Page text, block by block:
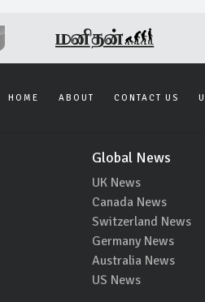
HOME ABOUT CONTACT US
Global News
UK News
Canada News
Switzerland News
Germany News
Australia News
US News